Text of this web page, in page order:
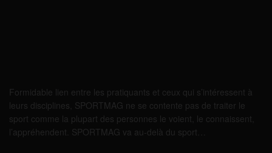
Formidable lien entre les pratiquants et ceux qui s’intéressent à
leurs disciplines, SPORTMAG ne se contente pas de traiter le
sport comme la plupart des personnes le voient, le connaissent,
l’appréhendent. SPORTMAG va au-delà du sport…